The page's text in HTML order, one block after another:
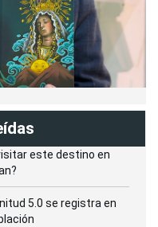
este destino en
5.0 se registra en